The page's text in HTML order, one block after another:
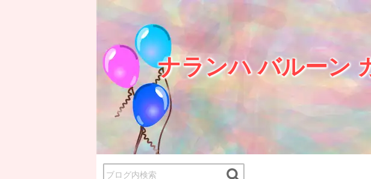
ナランハ バルーン